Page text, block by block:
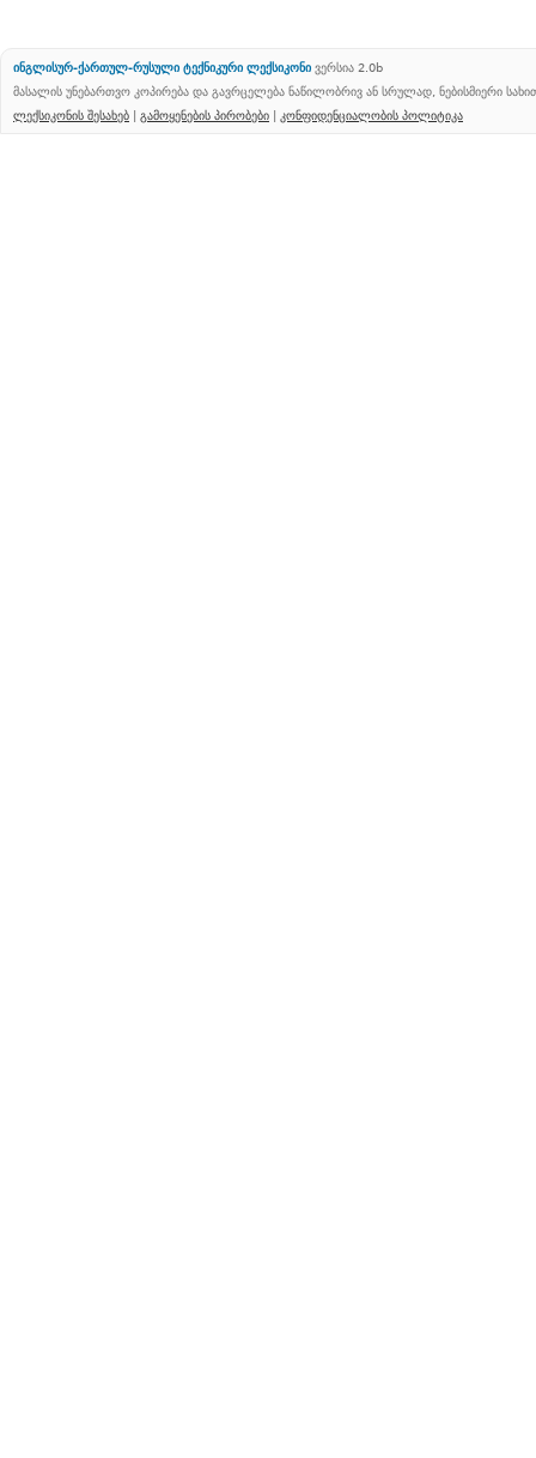
ინგლისურ-ქართულ-რუსული ტექნიკური ლექსიკონი ვერსია 2.0b
მასალის უნებართვო კოპირება და გავრცელება ნაწილობრივ ან სრულად, ნებისმიერი
ლექსიკონის შესახებ | გამოყენების პირობები | კონფიდენციალობის პოლიტიკა